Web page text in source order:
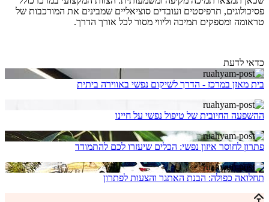
פסיכולוגים, תרפיסטים ועובדים סוציאליים שמבינים את המורכבות של
טראומה ומספקים תמיכה וליווי מסור לכל אורך הדרך.
כדאי לדעת
בית מאזן במרכז - הדרך לשיקום נפשי באווירה ביתית
ההשפעה החיובית של טיפול נפשי על חיינו
פתרון לחוסר איזון נפשי: הכלים שיעזרו לכם להתמודד
תחלואה כפולה: הבנת האתגר והצעות לפתרון